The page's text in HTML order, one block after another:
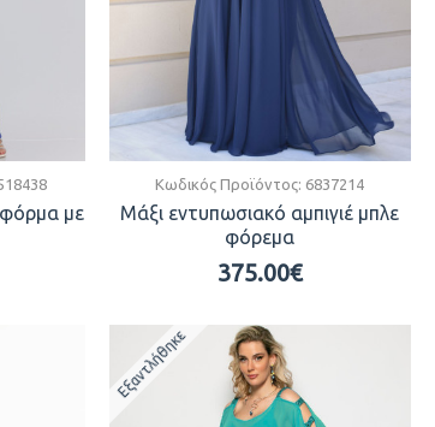
με
Κωδικός Προϊόντος: 6837214
Μάξι εντυπωσιακό αμπιγιέ μπλε
φόρεμα
375.00€
Εξαντλήθηκε